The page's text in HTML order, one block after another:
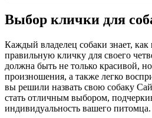
Выбор клички для
Каждый владелец собаки знает,
правильную кличку для своего
должна быть не только красивой,
произношения, а также легко
вы решили назвать свою собаку
стать отличным выбором,
индивидуальность вашего питомца.